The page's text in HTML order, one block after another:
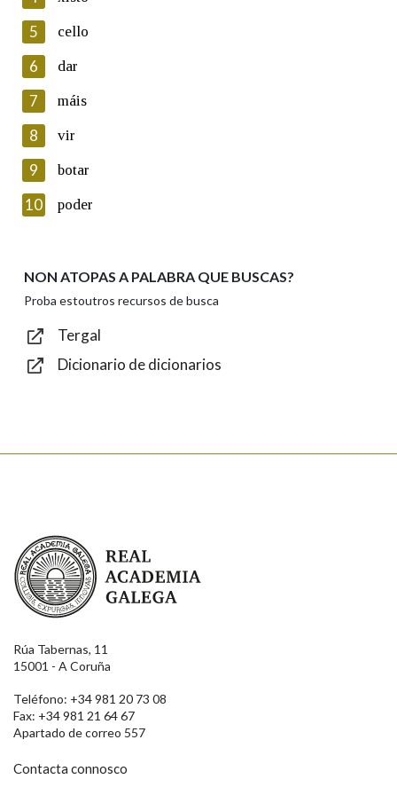
Lin e acepto as condicións da política de
Introduce o código que aparece na imaxe:
Texto de verificación
Enviar
5 cello
6 dar
7 máis
8 vir
9 botar
10 poder
NON ATOPAS A PALABRA QUE BUSCAS?
Proba estoutros recursos de busca
Tergal
Dicionario de dicionarios
Real Academia Galega
Rúa Tabernas, 11
15001 - A Coruña
Teléfono: +34 981 20 73 08
Fax: +34 981 21 64 67
Apartado de correo 557
Contacta connosco